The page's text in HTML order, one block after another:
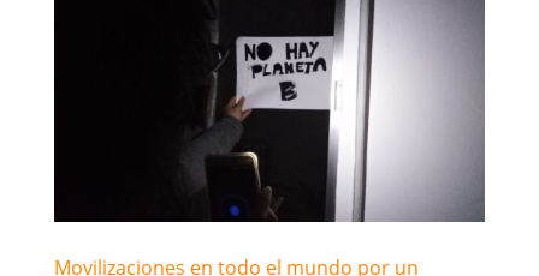
Movilizaciones en todo el mundo por un